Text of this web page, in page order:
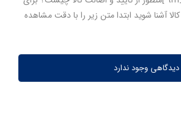
آشنا شوید ابتدا متن زیر را با دقت مشاهده
دیدگاهی وجود ندارد